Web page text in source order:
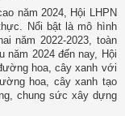
năm 2024, Hội LHPN
Nổi bật là mô hình
năm 2022-2023, toàn
năm 2024 đến nay, Hội
hoa, cây xanh với
hoa, cây xanh tạo
chung sức xây dựng